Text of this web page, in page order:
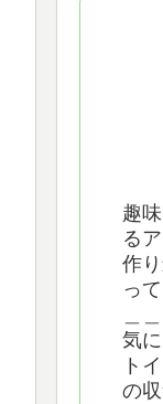
趣
る
作
っ
気
ト
の